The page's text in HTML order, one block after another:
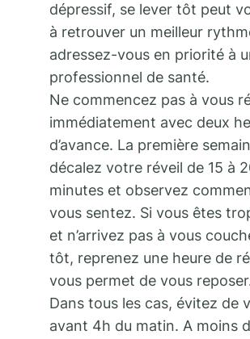
dépressif, se lever tôt peut
à retrouver un meilleur
adressez-vous en priorité à
professionnel de santé.
Ne commencez pas à vous
immédiatement avec deux
d’avance. La première
décalez votre réveil de 15 à
minutes et observez
vous sentez. Si vous êtes
et n’arrivez pas à vous
tôt, reprenez une heure de
vous permet de vous
Dans tous les cas, évitez de
avant 4h du matin. A moins